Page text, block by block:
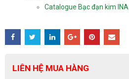
Catalogue Bạc đạn kim INA
LIÊN HỆ MUA HÀNG